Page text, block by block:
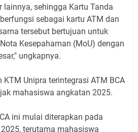
lainnya, sehingga Kartu Tanda
sebagai kartu ATM dan
tersebut bertujuan untuk
Kesepahaman (MoU) dengan
ungkapnya.
Unipra terintegrasi ATM BCA
mahasiswa angkatan 2025.
ini mulai diterapkan pada
terutama mahasiswa